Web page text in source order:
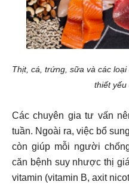
Thịt, cá, trứng, sữa và các
thiết yếu
Các chuyên gia tư vấn
tuần. Ngoài ra, việc bổ
còn giúp mỗi người
căn bệnh suy nhược thị
vitamin (vitamin B, axit